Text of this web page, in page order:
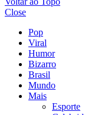
Close
Pop
Viral
Humor
Bizarro
Brasil
Mundo
Mais
Esporte